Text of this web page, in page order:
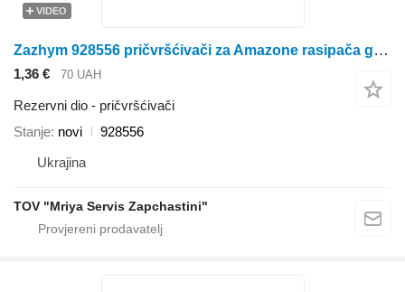
VIDEO
Zazhym 928556 pričvršćivači za Amazone rasipača gnojiva
1,36 € 70 UAH
Rezervni dio - pričvršćivači
Stanje novi
928556
Ukrajina
TOV "Mriya Servis Zapchastini"